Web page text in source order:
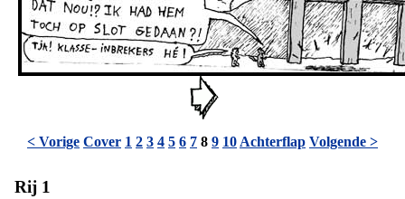
< Vorige Cover 1 2 3 4 5 6 7 8 9 10 Achterflap Volgende >
Rij 1